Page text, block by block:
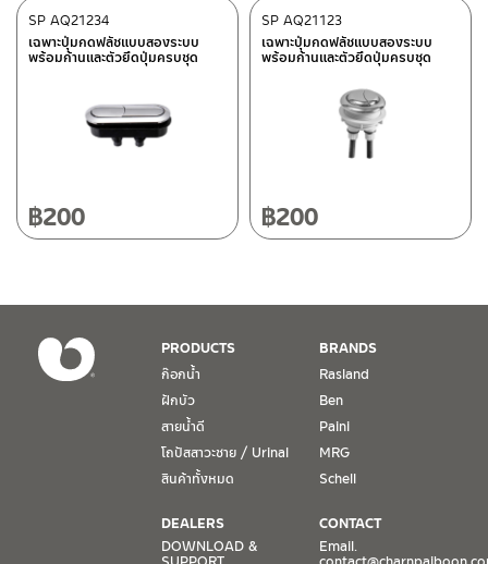
ศูนย์บริการและอะไหล่
118/33 โครงการอรสิริน ม.8 ต.สันปูเลย อ.ดอยสะเก็ด เชียงใหม่
โทร: 080-075-2626
วันจันทร์ – วันศุกร์ เวลา 8:30-17:30 น.
วันเสาร์ เวลา 8:30-15:00 น.
1. การรับประกัน จะต้องมีหลักฐานการซื้อ หรือ ใบเสร็จ โดยทางบริษัทฯ
ขอตรวจสอบโดยนับวันซื้อขายเป็นสำคัญ ทางบริษัทฯ ไม่สามารถให้
เงื่อนไขการรับประกันสินค้าได้ หากไม่มีเอกสารดังกล่าว
2. การรับประกันสินค้า จะรับประกันฉพาะสินค้าที่อยู่ในสภาพการใช้งาน
ปกติ หากมีตำหนิ ชำรุด ร้าว ตกพื้น หรือสภาพภายนอกอยู่ในสภาพที่ใช้
3. การรับประกันสินค้า จะรับประกันเฉพาะชิ้นส่วนที่แจ้ง เช่น ก๊อกน้ำ จะ
ติดต่อ ชาญไพบูลย์ / Contact Us คลิกที่นี่
เฉพาะปุ่มกดฟลัชแบบสองระบบ
พร้อมก้านและตัวยึดปุ่มครบชุด
SP AQ21234
฿200
เฉพาะปุ่มกดฟลัชแบบสองระบบ
พร้อมก้านและตัวยึดปุ่มครบชุด
SP AQ21123
฿200
PRODUCTS
ก๊อกน้ำ
ฝักบัว
สายน้ำดี
โถปัสสาวะชาย / Urinal
สินค้าทั้งหมด
BRANDS
Rasland
Ben
Paini
MRG
Schell
DEALERS
DOWNLOAD &
CONTACT
Email.